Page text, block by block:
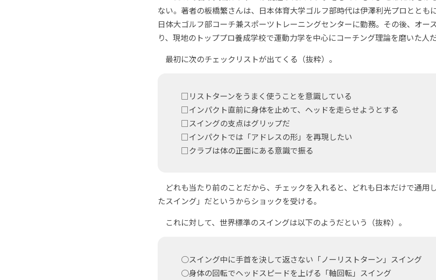
ない。著者の板橋繁さんは、日本体育大学ゴルフ部時代は伊澤利光プロととも
日体大ゴルフ部コーチ兼スポーツトレーニングセンターに勤務。その後、オー
り、現地のトッププロ養成学校で運動力学を中心にコーチング理論を磨いた人だ
最初に次のチェックリストが出てくる（抜粋）。
□リストターンをうまく使うことを意識している
□インパクト直前に身体を止めて、ヘッドを走らせようとする
□スイングの支点はグリップだ
□インパクトでは「アドレスの形」を再現したい
□クラブは体の正面にある意識で振る
どれも当たり前のことだから、チェックを入れると、どれも日本だけで通用
たスイング」だというからショックを受ける。
これに対して、世界標準のスイングは以下のようだという（抜粋）。
○スイング中に手首を決して返さない「ノーリストターン」スイング
○身体の回転でヘッドスピードを上げる「軸回転」スイング